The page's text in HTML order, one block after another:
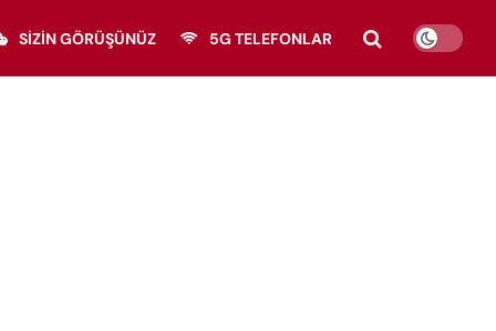
SIZIN GÖRÜŞÜNÜZ 5G TELEFONLAR